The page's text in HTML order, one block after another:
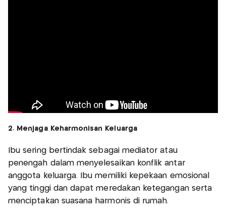
2. Menjaga Keharmonisan Keluarga
Ibu sering bertindak sebagai mediator atau
penengah dalam menyelesaikan konflik antar
anggota keluarga. Ibu memiliki kepekaan emosional
yang tinggi dan dapat meredakan ketegangan serta
menciptakan suasana harmonis di rumah.